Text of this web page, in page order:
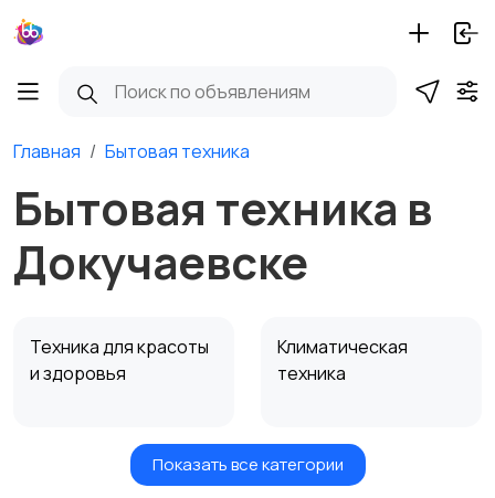
Главная Бытовая техника
Бытовая техника в
Докучаевске
Техника для красоты
и здоровья
Климатическая
техника
Мелкая техника для
Мелкая техника для
Показать все категории